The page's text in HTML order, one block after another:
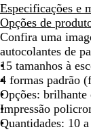
Especificações e
Opções de
Confira uma
autocolantes de
15 tamanhos à
4 formas padrão
Opções: brilhante
Impressão
Quantidades: 10